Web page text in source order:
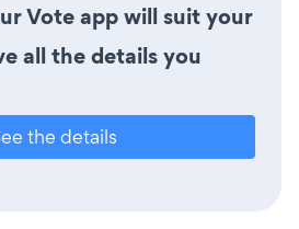
Vote app will suit your
all the details you
the details